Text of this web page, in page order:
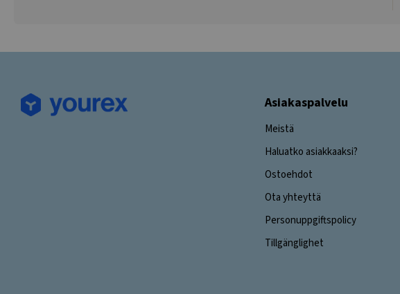
Asiakaspalvelu
Meistä
Haluatko asiakkaaksi?
Ostoehdot
Ota yhteyttä
Personuppgiftspolicy
Tillgänglighet